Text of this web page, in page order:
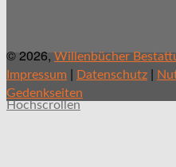
© 2026, Willenbücher
Impressum | Datenschutz |
Gedenkseiten
Hochscrollen